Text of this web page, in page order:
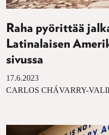
Raha pyörittää
Latinalaisen
sivussa
17.6.2023
CARLOS CHÁVARRY-